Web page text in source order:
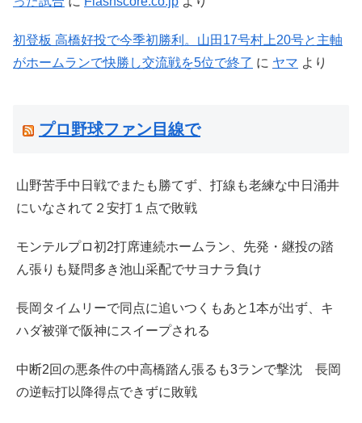
初登板 高橋好投で今季初勝利。山田17号村上20号と主軸
がホームランで快勝し交流戦を5位で終了 に ヤマ より
プロ野球ファン目線で
山野苦手中日戦でまたも勝てず、打線も老練な中日涌井
にいなされて２安打１点で敗戦
モンテルプロ初2打席連続ホームラン、先発・継投の踏
ん張りも疑問多き池山采配でサヨナラ負け
長岡タイムリーで同点に追いつくもあと1本が出ず、キ
ハダ被弾で阪神にスイープされる
中断2回の悪条件の中高橋踏ん張るも3ランで撃沈 長岡
の逆転打以降得点できずに敗戦